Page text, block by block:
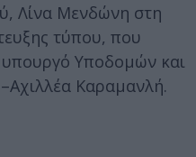
Λίνα Μενδώνη στη
τύπου, που
Υποδομών και
Καραμανλή.